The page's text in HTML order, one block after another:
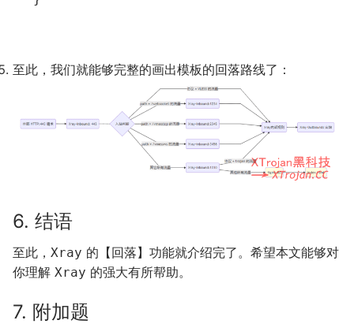
至此，我们就能够完整的画出模板的回落路线了：
6. 结语
至此， Xray 的【回落】功能就介绍完了。希望本文能够对
你理解 Xray 的强大有所帮助。
7. 附加题